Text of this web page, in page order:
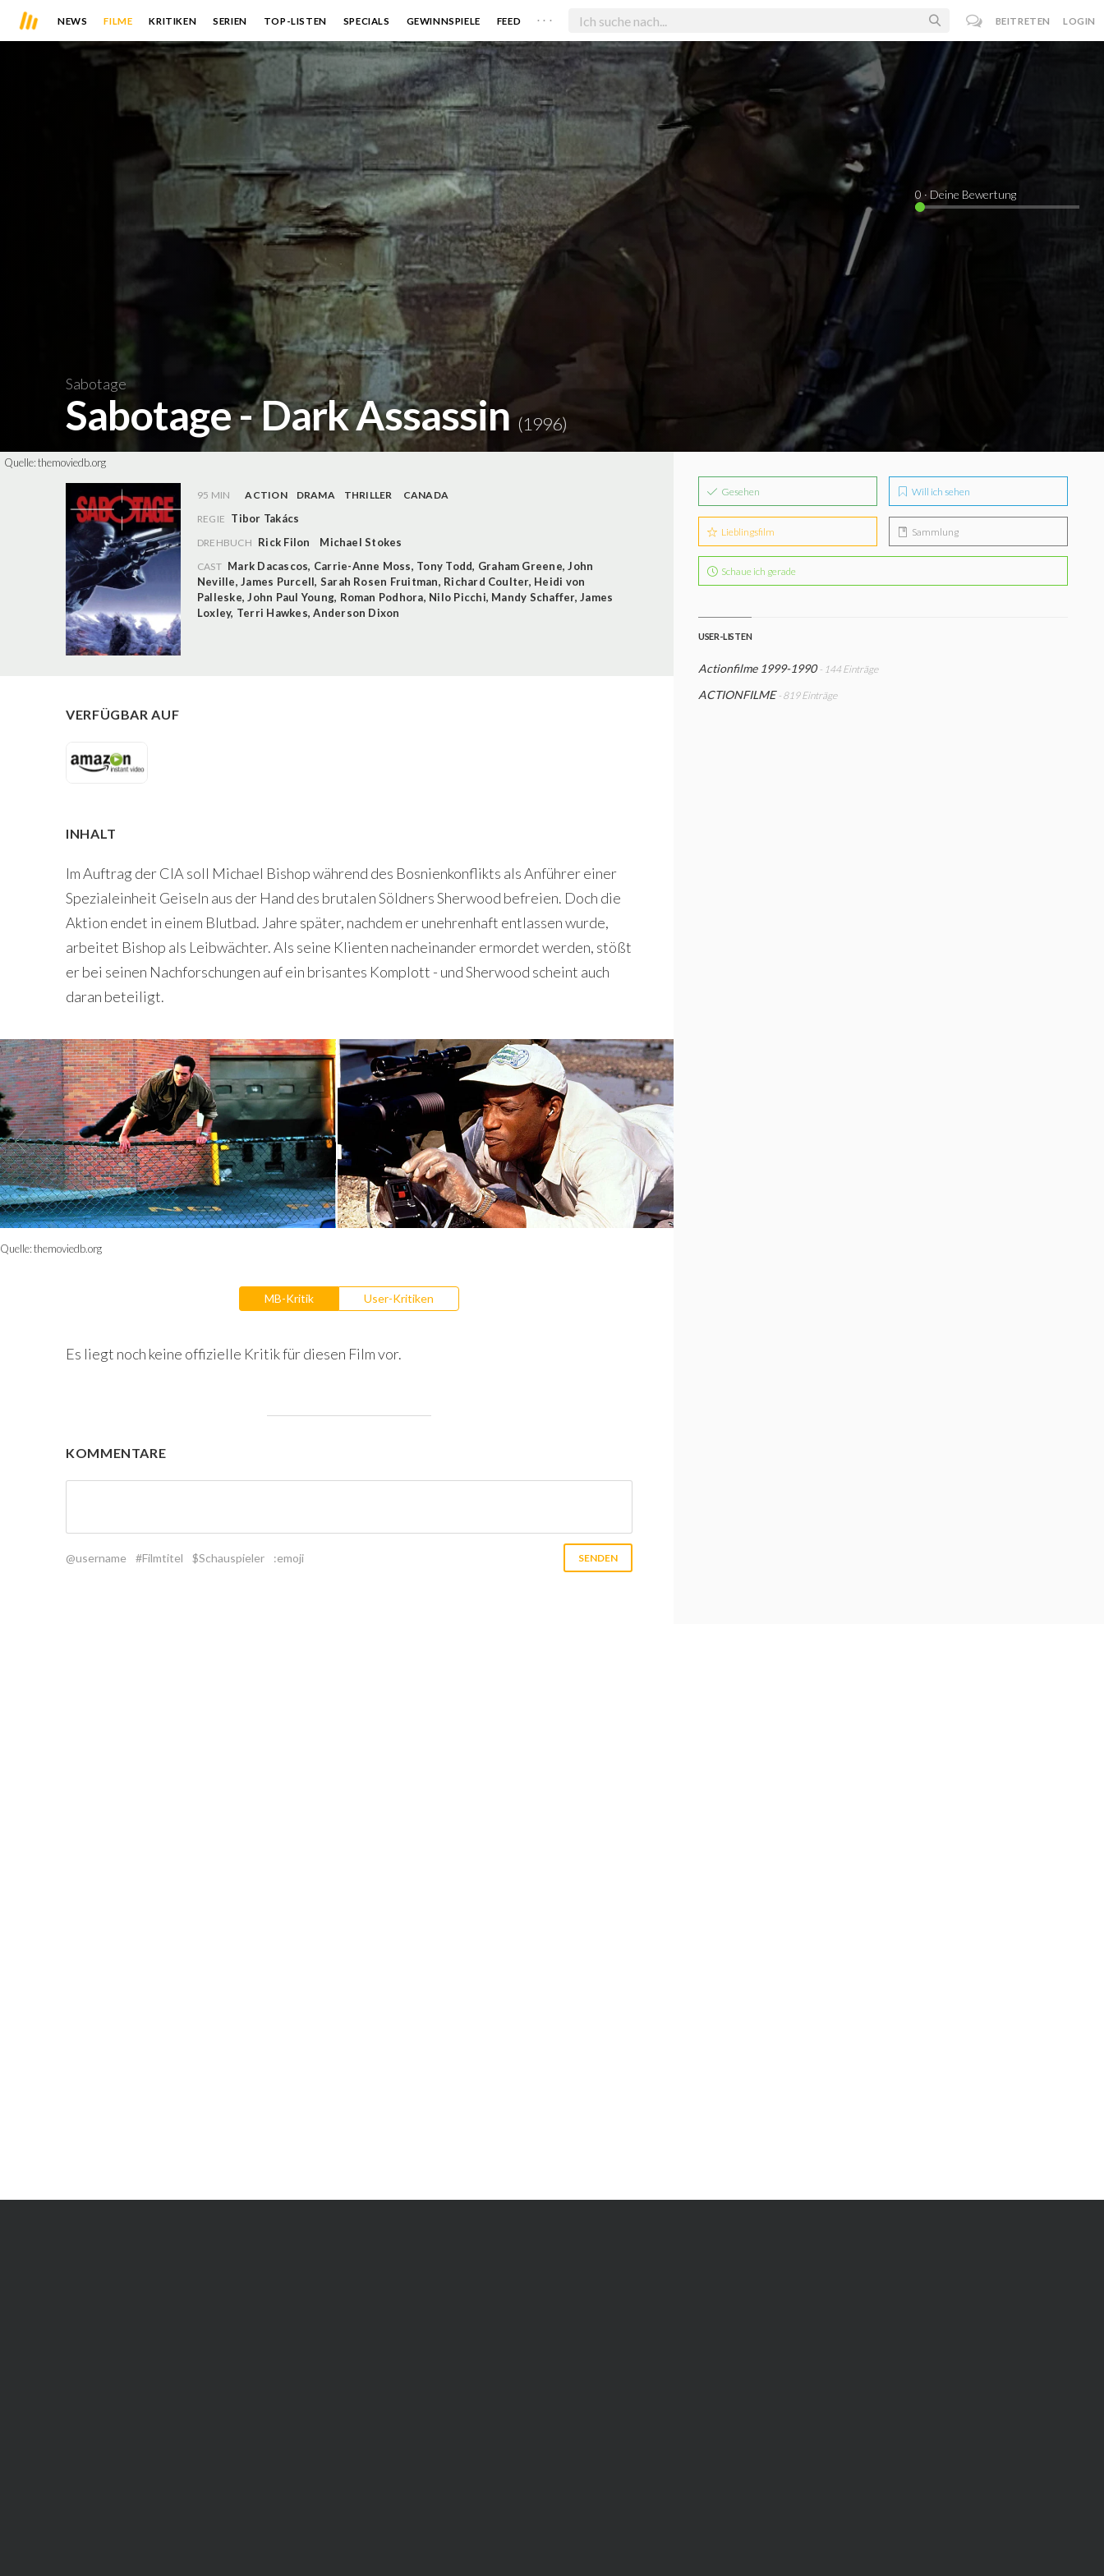
NEWS FILME KRITIKEN SERIEN TOP-LISTEN SPECIALS GEWINNSPIELE FEED . . . BEITRETEN LOGIN
Sabotage
Sabotage - Dark Assassin(1996)
0 · Deine Bewertung
Quelle:themoviedb.org
95 MIN ACTION DRAMA THRILLER
CANADA
REGIE Tibor Takács
DREHBUCH Rick Filon Michael Stokes
CAST Mark Dacascos, Carrie-Anne Moss, Tony Todd, Graham Greene,John
Neville,James Purcell, Sarah Rosen Fruitman, Richard Coulter, Heidi von
Palleske,John Paul Young, Roman Podhora, Nilo Picchi, Mandy Schaffer,James
Loxley, Terri Hawkes,Anderson Dixon
VERFÜGBAR AUF
INHALT
Im Auftrag der CIA soll Michael Bishop während des Bosnienkonflikts als Anführer einer
Spezialeinheit Geiseln aus der Hand des brutalen Söldners Sherwood befreien. Doch die
Aktion endet in einem Blutbad. Jahre später, nachdem er unehrenhaft entlassen wurde,
arbeitet Bishop als Leibwächter. Als seine Klienten nacheinander ermordet werden, stößt
er bei seinen Nachforschungen auf ein brisantes Komplott - und Sherwood scheint auch
daran beteiligt.
Quelle:themoviedb.org
MB-Kritik User-Kritiken
Es liegt noch keine offizielle Kritik für diesen Film vor.
KOMMENTARE
@username #Filmtitel $Schauspieler :emoji
Gesehen Will ich sehen
Lieblingsfilm Sammlung
Schaue ich gerade
USER-LISTEN
Actionfilme 1999-1990 - 144 Einträge
ACTIONFILME - 819 Einträge